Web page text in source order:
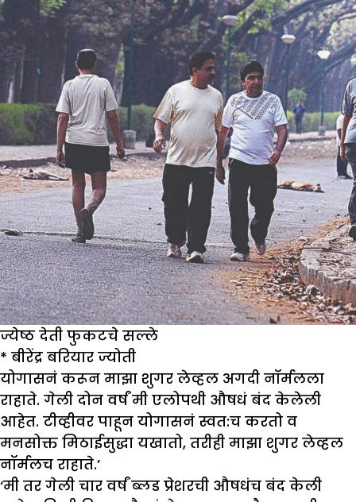
ज्येष्ठ देती फुकटचे सल्ले
* बीरेंद्र बरियार ज्योती
योगासनं करून माझा शुगर लेव्हल अगदी नॉर्मलला
राहाते. गेली दोन वर्षं मी एलोपथी औषधं बंद केलेली
आहेत. टीव्हीवर पाहून योगासनं स्वत:च करतो व
मनसोक्त मिठाईसुद्धा यखातो, तरीही माझा शुगर लेव्हल
नॉर्मलच राहाते.’
‘मी तर गेली चार वर्षं ब्लड प्रेशरची औषधंच बंद केली